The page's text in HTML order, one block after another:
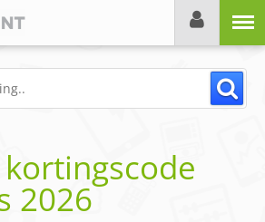
kortingscode
2026